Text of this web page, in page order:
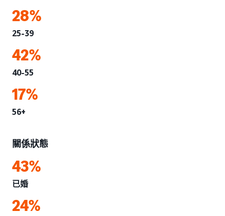
28%
25-39
42%
40-55
17%
56+
關係狀態
43%
已婚
24%